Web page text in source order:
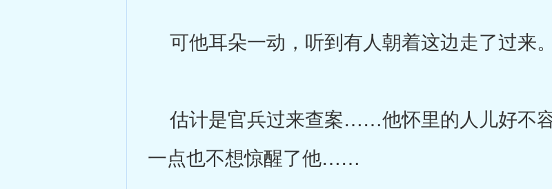
可他耳朵一动，听到有人朝着这边走了过来。
估计是官兵过来查案……他怀里的人儿好不
一点也不想惊醒了他……